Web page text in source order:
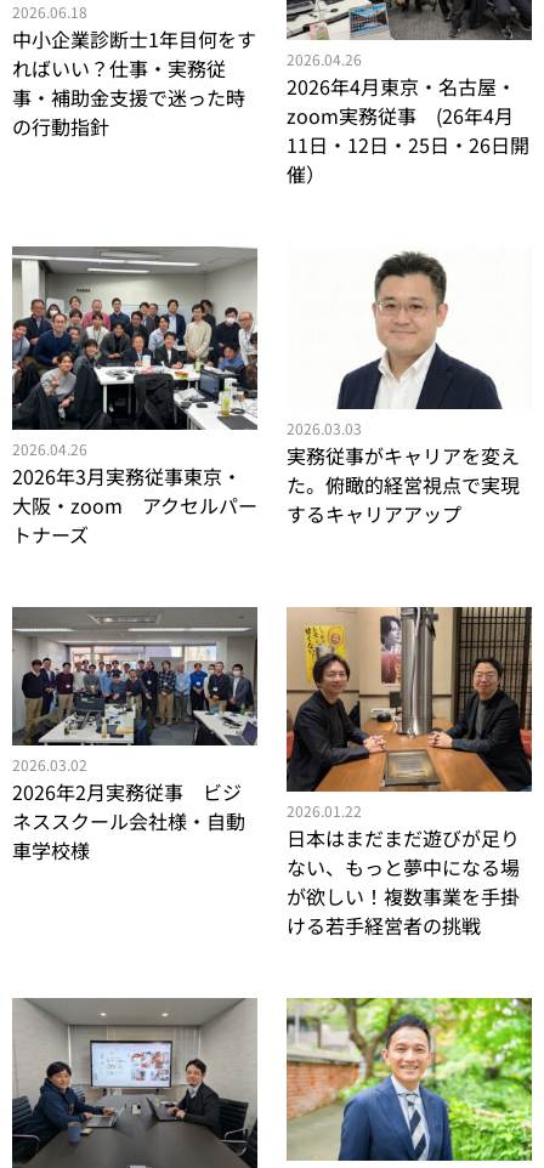
2026.06.18
中小企業診断士1年目何をす
ればいい？仕事・実務従
事・補助金支援で迷った時
の行動指針
2026.04.26
2026年4月東京・名古屋・
zoom実務従事 (26年4月
11日・12日・25日・26日開
催）
2026.04.26
2026年3月実務従事東京・
大阪・zoom アクセルパー
トナーズ
2026.03.03
実務従事がキャリアを変え
た。俯瞰的経営視点で実現
するキャリアアップ
2026.03.02
2026年2月実務従事 ビジ
ネススクール会社様・自動
車学校様
2026.01.22
日本はまだまだ遊びが足り
ない、もっと夢中になる場
が欲しい！複数事業を手掛
ける若手経営者の挑戦